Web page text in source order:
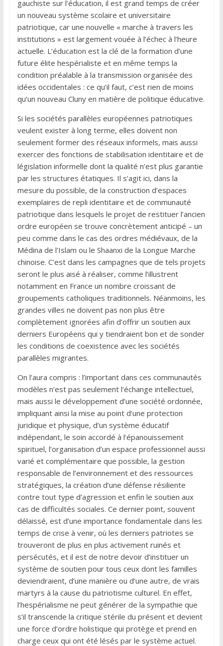
gauchiste sur l’éducation, il est grand temps de créer
un nouveau système scolaire et universitaire
patriotique, car une nouvelle « marche à travers les
institutions » est largement vouée à l’échec à l’heure
actuelle. L’éducation est la clé de la formation d’une
future élite hespérialiste et en même temps la
condition préalable à la transmission organisée des
idées occidentales : ce qu’il faut, c’est rien de moins
qu’un nouveau Cluny en matière de politique éducative.
Si les sociétés parallèles européennes patriotiques
veulent exister à long terme, elles doivent non
seulement former des réseaux informels, mais aussi
exercer des fonctions de stabilisation identitaire et de
législation informelle dont la qualité n’est plus garantie
par les structures étatiques. Il s’agit ici, dans la
mesure du possible, de la construction d’espaces
exemplaires de repli identitaire et de communauté
patriotique dans lesquels le projet de restituer l’ancien
ordre européen se trouve concrètement anticipé – un
peu comme dans le cas des ordres médiévaux, de la
Médina de l’Islam ou le Shaanxi de la Longue Marche
chinoise. C’est dans les campagnes que de tels projets
seront le plus aisé à réaliser, comme l’illustrent
notamment en France un nombre croissant de
groupements catholiques traditionnels. Néanmoins, les
grandes villes ne doivent pas non plus être
complètement ignorées afin d’offrir un soutien aux
derniers Européens qui y tiendraient bon et de sonder
les conditions de coexistence avec les sociétés
parallèles migrantes.
On l’aura compris : l’important dans ces communautés
modèles n’est pas seulement l’échange intellectuel,
mais aussi le développement d’une société ordonnée,
impliquant ainsi la mise au point d’une protection
juridique et physique, d’un système éducatif
indépendant, le soin accordé à l’épanouissement
spirituel, l’organisation d’un espace professionnel aussi
varié et complémentaire que possible, la gestion
responsable de l’environnement et des ressources
stratégiques, la création d’une défense résiliente
contre tout type d’agression et enfin le soutien aux
cas de difficultés sociales. Ce dernier point, souvent
délaissé, est d’une importance fondamentale dans les
temps de crise à venir, où les derniers patriotes se
trouveront de plus en plus activement ruinés et
persécutés, et il est de notre devoir d’instituer un
système de soutien pour tous ceux dont les familles
deviendraient, d’une manière ou d’une autre, de vrais
martyrs à la cause du patriotisme culturel. En effet,
l’hespérialisme ne peut générer de la sympathie que
s’il transcende la critique stérile du présent et devient
une force d’ordre holistique qui protège et prend en
charge ceux qui ont été lésés par le système actuel.